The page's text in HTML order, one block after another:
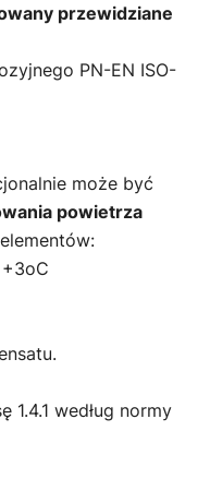
przewidziane
PN-EN ISO-
może być
powietrza
1.4.1 według normy